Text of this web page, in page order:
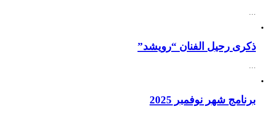
ذكرى رحيل الفنان “رويشد”
برنامج شهر نوفمبر 2025